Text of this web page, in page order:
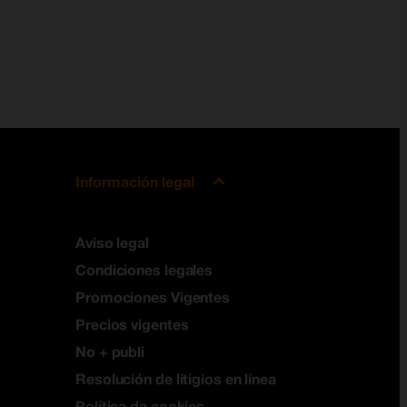
Información legal
Aviso legal
Condiciones legales
Promociones Vigentes
Precios vigentes
No + publi
Resolución de litigios en línea